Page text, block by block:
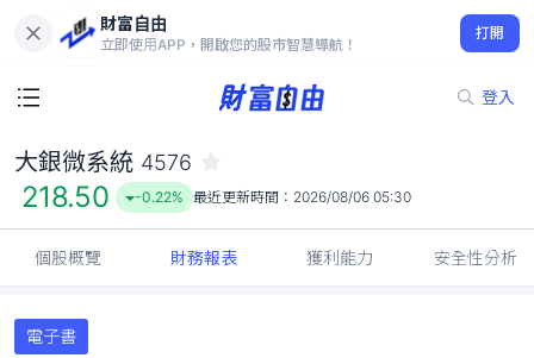
財富自由
立即使用APP，開啟您的股市智慧導航！
打開
登入
218.50
-0.22%
大銀微系統 4576
218.50 -0.22% 最近更新時間： 2026/08/06 05:30
個股概覽 財務報表 獲利能力 安全性分析
電子書